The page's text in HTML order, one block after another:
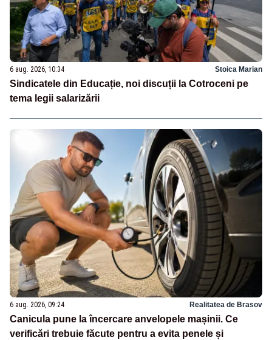
6 aug. 2026, 10:34 Stoica Marian
Sindicatele din Educație, noi discuții la Cotroceni pe
tema legii salarizării
6 aug. 2026, 09:24 Realitatea de Brasov
Canicula pune la încercare anvelopele mașinii. Ce
verificări trebuie făcute pentru a evita penele și